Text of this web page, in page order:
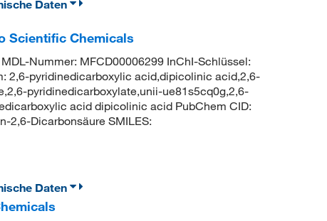
Daten
Scientific Chemicals
Nummer: MFCD00006299 InChI-Schlüssel:
2,6-pyridinedicarboxylic acid,dipicolinic acid,2,6-
pyridinedicarboxylate,unii-ue81s5cq0g,2,6-
acid dipicolinic acid PubChem CID:
2,6-Dicarbonsäure SMILES:
Daten